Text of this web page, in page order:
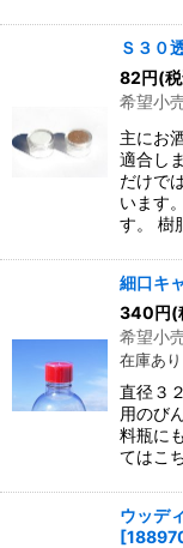
Ｓ３０
82円(
希望小
主にお
適合し
だけで
います
す。 樹
細口キ
340円(
希望小
在庫あり
直径３
用のび
料瓶に
てはこ
ウッデ
[